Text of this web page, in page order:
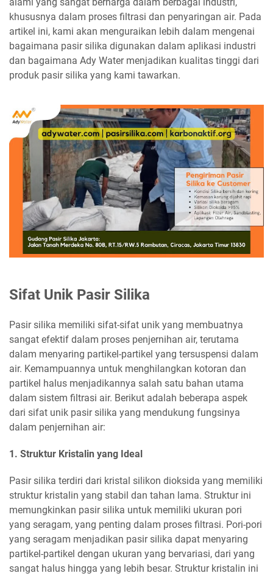
khususnya dalam proses filtrasi dan penyaringan air. Pada
artikel ini, kami akan menguraikan lebih dalam mengenai
bagaimana pasir silika digunakan dalam aplikasi industri
dan bagaimana Ady Water menjadikan kualitas tinggi dari
produk pasir silika yang kami tawarkan.
Sifat Unik Pasir Silika
Pasir silika memiliki sifat-sifat unik yang membuatnya
sangat efektif dalam proses penjernihan air, terutama
dalam menyaring partikel-partikel yang tersuspensi dalam
air. Kemampuannya untuk menghilangkan kotoran dan
partikel halus menjadikannya salah satu bahan utama
dalam sistem filtrasi air. Berikut adalah beberapa aspek
dari sifat unik pasir silika yang mendukung fungsinya
dalam penjernihan air:
1. Struktur Kristalin yang Ideal
Pasir silika terdiri dari kristal silikon dioksida yang memiliki
struktur kristalin yang stabil dan tahan lama. Struktur ini
memungkinkan pasir silika untuk memiliki ukuran pori
yang seragam, yang penting dalam proses filtrasi. Pori-pori
yang seragam menjadikan pasir silika dapat menyaring
partikel-partikel dengan ukuran yang bervariasi, dari yang
sangat halus hingga yang lebih besar. Struktur kristalin ini